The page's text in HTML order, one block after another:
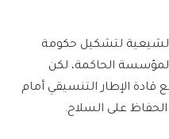
الشيعية لتشكيل حكومة
الحاكمة، لكن
الإطار التنسيقي أمام
الحفاظ على السلاح.